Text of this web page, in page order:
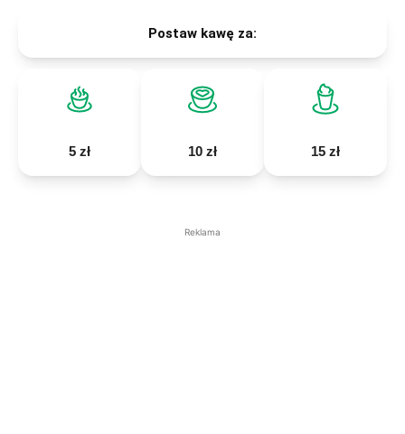
Postaw kawę za:
5 zł 10 zł 15 zł
Reklama